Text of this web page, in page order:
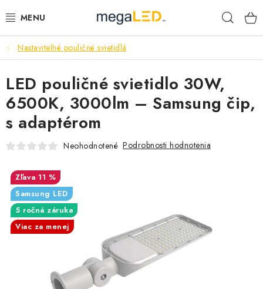
na
PRIEMYSEL
SVIETIDLÁ
ŽIAROVKY A TRUBICE
PRACOVNÉ SVIETIDLÁ
ELEKTROMATERIÁL
VENTILÁTORY
SAMSUNG SVIETIDLÁ
SOLÁRNE SYSTÉMY
Nastaviteľné pouličné svietidlá
LED pouličné svietidlo 30W,
6500K, 3000lm – Samsung čip,
s adaptérom
Neohodnotené Podrobnosti hodnotenia
11 %
Samsung LED
5 ročná záruka
Viac za menej